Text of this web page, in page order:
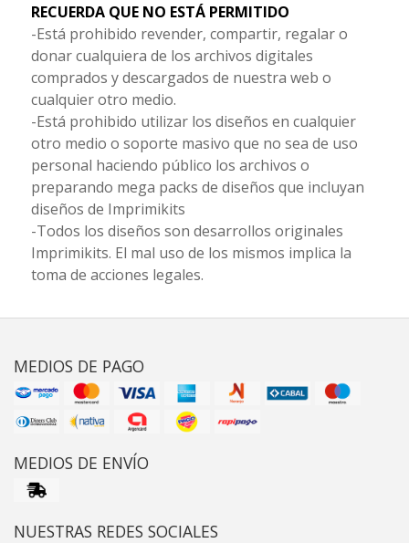
RECUERDA QUE NO ESTÁ PERMITIDO
-Está prohibido revender, compartir, regalar o
donar cualquiera de los archivos digitales
comprados y descargados de nuestra web o
cualquier otro medio.
-Está prohibido utilizar los diseños en cualquier
otro medio o soporte masivo que no sea de uso
personal haciendo público los archivos o
preparando mega packs de diseños que incluyan
diseños de Imprimikits
-Todos los diseños son desarrollos originales
Imprimikits. El mal uso de los mismos implica la
toma de acciones legales.
MEDIOS DE PAGO
MEDIOS DE ENVÍO
NUESTRAS REDES SOCIALES